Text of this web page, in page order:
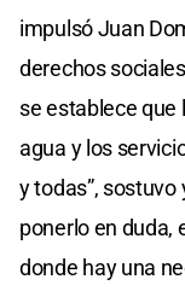
impulsó Juan
derechos
se establece que
agua y los
y todas”, sostuvo
ponerlo en duda,
donde hay una